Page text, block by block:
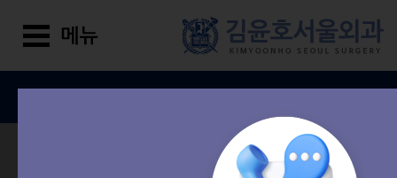
김윤호서울외과 진료 안내
상담/예약 메뉴 더보